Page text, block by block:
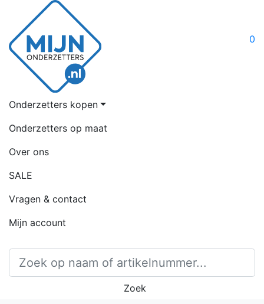
0
Onderzetters kopen
Onderzetters op maat
Over ons
SALE
Vragen & contact
Mijn account
Zoek